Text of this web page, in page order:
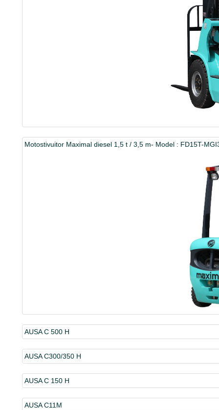
Motostivuitor Maximal diesel 1,5 t / 3,5 m- Model : FD15T-
AUSA C 500 H
AUSA C300/350 H
AUSA C 150 H
AUSA C11M